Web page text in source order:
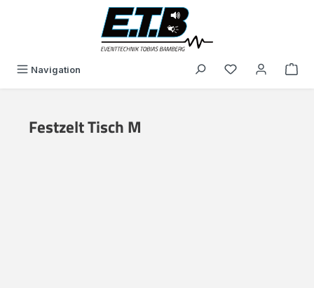
Navigation Du hast 0
Festzelt Tisch M